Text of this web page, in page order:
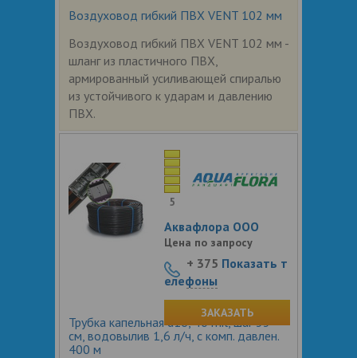
Воздуховод гибкий ПВХ VENT 102 мм
Воздуховод гибкий ПВХ VENT 102 мм -
шланг из пластичного ПВХ,
армированный усиливающей спиралью
из устойчивого к ударам и давлению
ПВХ.
Трубка капельная d16, 40 mil, шаг 33
см, водовылив 1,6 л/ч, с комп. давлен.
400 м
5
Аквафлора ООО
Цена по запросу
+ 375 Показать т
елефоны
ЗАКАЗАТЬ